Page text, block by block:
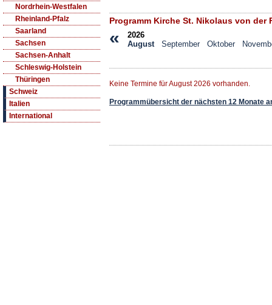
Nordrhein-Westfalen
Rheinland-Pfalz
Saarland
Sachsen
Sachsen-Anhalt
Schleswig-Holstein
Thüringen
Schweiz
Italien
International
Programm Kirche St. Nikolaus von der
«
2026
August
September Oktober
Keine Termine für August 2026 vorhanden.
Programmübersicht der nächsten 12 Monate